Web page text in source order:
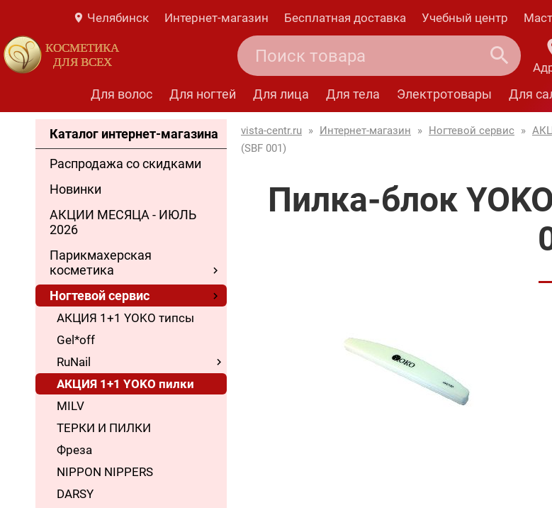
Челябинск Интернет-магазин Бесплатная доставка Учебный центр
КОСМЕТИКА
ДЛЯ ВСЕХ
Для волос Для ногтей Для лица Для тела Электротовары Для
Каталог интернет-магазина
Распродажа со скидками
Новинки
АКЦИИ МЕСЯЦА - ИЮЛЬ
2026
Парикмахерская
косметика
Ногтевой сервис
АКЦИЯ 1+1 YOKO типсы
Gel*off
RuNail
АКЦИЯ 1+1 YOKO пилки
MILV
ТЕРКИ И ПИЛКИ
Фреза
NIPPON NIPPERS
DARSY
vista-centr.ru » Интернет-магазин » Ногтевой сервис »
(SBF 001)
Пилка-блок